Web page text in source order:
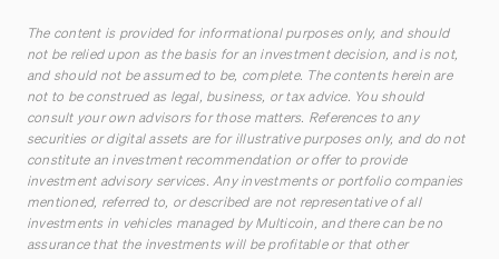
The content is provided for informational purposes only, and should
not be relied upon as the basis for an investment decision, and is not,
and should not be assumed to be, complete. The contents herein are
not to be construed as legal, business, or tax advice. You should
consult your own advisors for those matters. References to any
securities or digital assets are for illustrative purposes only, and do not
constitute an investment recommendation or offer to provide
investment advisory services. Any investments or portfolio companies
mentioned, referred to, or described are not representative of all
investments in vehicles managed by Multicoin, and there can be no
assurance that the investments will be profitable or that other